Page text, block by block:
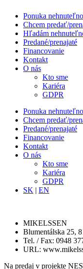
Ponuka
Chcem predať/
Hľadám
Predané/prenajaté
Financovanie
Kontakt
O nás
Kto sme
Kariéra
GDPR
Ponuka
Chcem predať/
Predané/prenajaté
Financovanie
Kontakt
O nás
Kto sme
Kariéra
GDPR
SK | EN
MIKELSSEN
Blumentálska 25,
Tel. / Fax: 0948
URL:
Na predaj v projekte